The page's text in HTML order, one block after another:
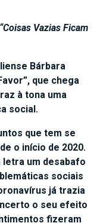
Vazias Ficam
Bárbara
que chega
à tona uma
social.
que tem se
o início de 2020.
letra um desabafo
sociais
já trazia
o seu efeito
fizeram